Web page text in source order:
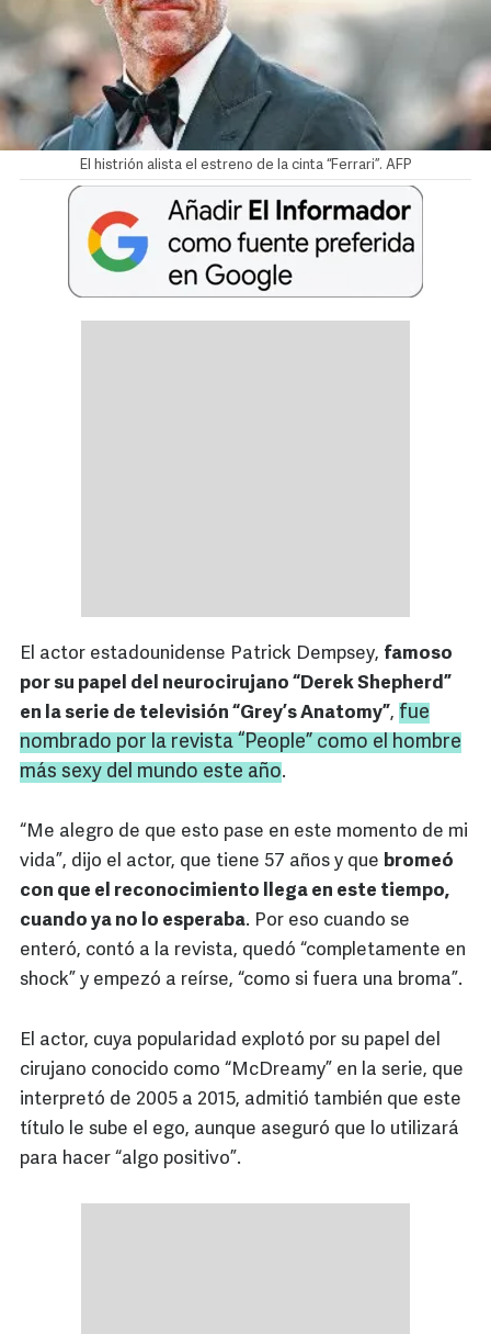
El histrión alista el estreno de la cinta “Ferrari”. AFP
El actor estadounidense Patrick Dempsey, famoso
por su papel del neurocirujano “Derek Shepherd”
en la serie de televisión “Grey’s Anatomy”, fue
nombrado por la revista “
People” como el hombre
más sexy del mundo este año.
“Me alegro de que esto pase en este momento de mi
vida”, dijo el actor, que tiene 57 años y que bromeó
con que el reconocimiento llega en este tiempo,
cuando ya no lo esperaba. Por eso cuando se
enteró, contó a la revista, quedó “completamente en
shock” y empezó a reírse, “como si fuera una broma”.
El actor, cuya popularidad explotó por su papel del
cirujano conocido como “McDreamy” en la serie, que
interpretó de 2005 a 2015, admitió también que este
título le sube el ego, aunque aseguró que lo utilizará
para hacer “algo positivo”.